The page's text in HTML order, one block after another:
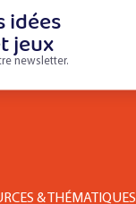
idées
jeux
newsletter.
& THÉMATIQUES